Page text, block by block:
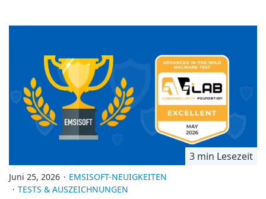
3 min Lesezeit
Juni 25, 2026
EMSISOFT-NEUIGKEITEN
TESTS & AUSZEICHNUNGEN